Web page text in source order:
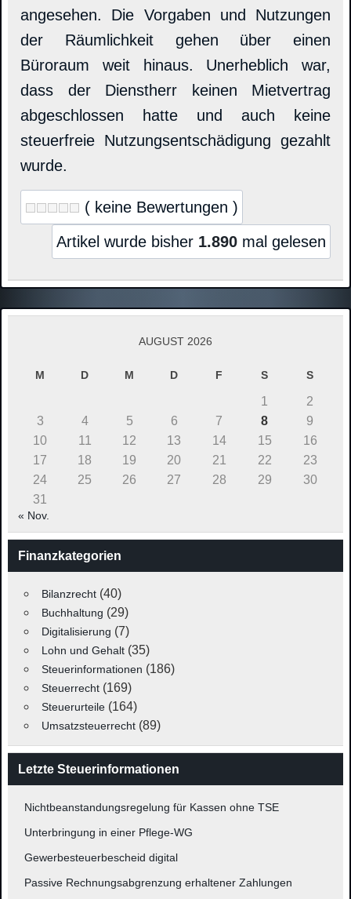
angesehen. Die Vorgaben und Nutzungen
der Räumlichkeit gehen über einen
Büroraum weit hinaus. Unerheblich war,
dass der Dienstherr keinen Mietvertrag
abgeschlossen hatte und auch keine
steuerfreie Nutzungsentschädigung gezahlt
wurde.
( keine Bewertungen )
Artikel wurde bisher 1.890 mal gelesen
AUGUST 2026
M D M D F S S
1
2
3
4 5 6 7 8
9
10
11 12 13 14 15
16
17
18 19 20 21 22
23
24
25 26 27 28 29
30
31
« Nov.
Finanzkategorien
Bilanzrecht(40)
Buchhaltung (29)
Digitalisierung (7)
Lohn und Gehalt(35)
Steuerinformationen (186)
Steuerrecht(169)
Steuerurteile(164)
Umsatzsteuerrecht(89)
Letzte Steuerinformationen
Nichtbeanstandungsregelung für Kassen ohne TSE
Unterbringung in einer Pflege-WG
Gewerbesteuerbescheid digital
Passive Rechnungsabgrenzung erhaltener Zahlungen